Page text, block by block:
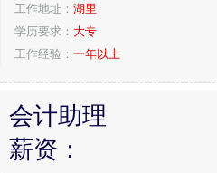
工作地址： 湖里
学历要求： 大专
工作经验： 一年以上
会计助理
薪资：